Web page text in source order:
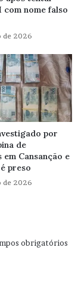
com nome falso
de 2026
por
de
Cansanção e
preso
de 2026
obrigatórios